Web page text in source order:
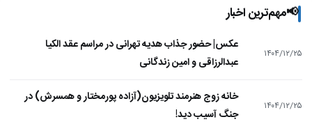
📢مهم‌ترین اخبار
۱۴۰۴/۱۲/۲۵
عکس| حضور جذاب هدیه تهرانی در مراسم عقد الکیا
عبدالرزاقی و امین زندگانی
۱۴۰۴/۱۲/۲۵
خانه زوج هنرمند تلویزیون(آزاده پورمختار و همسرش) در
جنگ آسیب دید!